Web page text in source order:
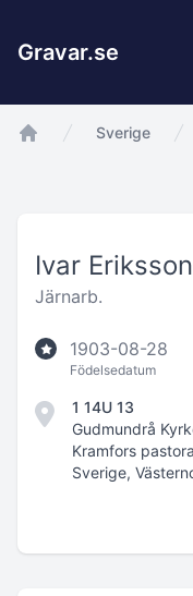
Gravar.se
Sverige
Ivar Eriksson
Järnarb.
1903-08-28
Födelsedatum
1 14U 13
Gudmundrå
Kramfors
Sverige,